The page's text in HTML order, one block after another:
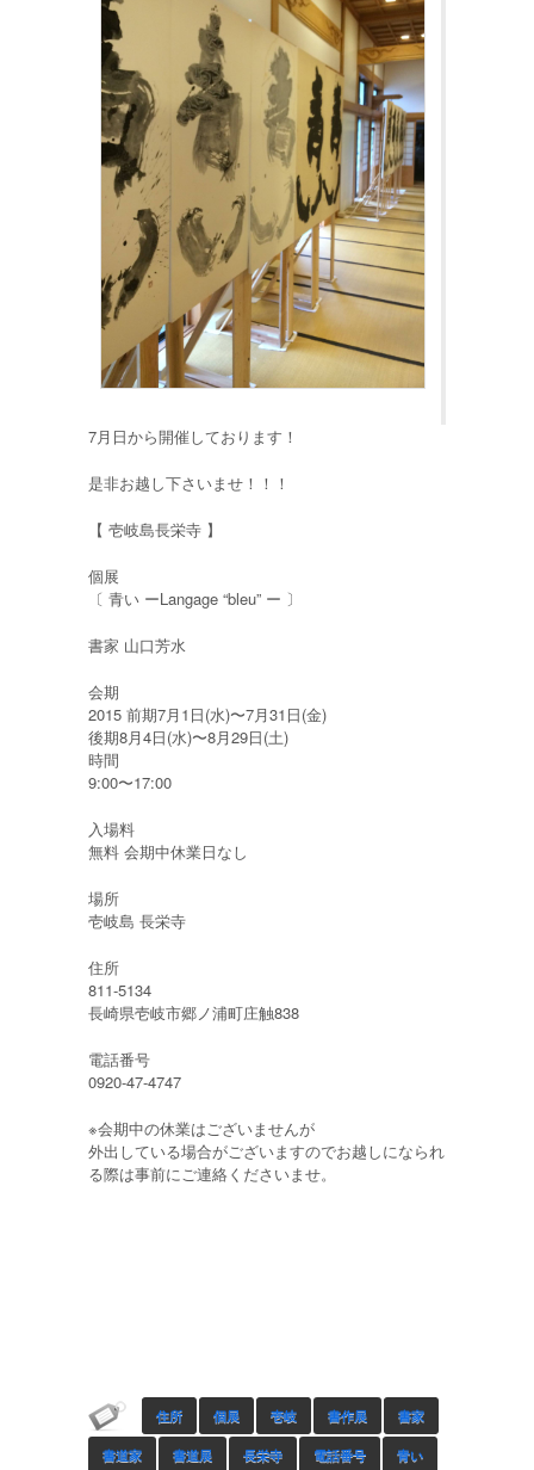
7月日から開催しております！
是非お越し下さいませ！！！
【 壱岐島長栄寺 】
個展
〔 青い ーLangage “bleu” ー 〕
書家 山口芳水
会期
2015 前期7月1日(水)〜7月31日(金)
後期8月4日(水)〜8月29日(土)
時間
9:00〜17:00
入場料
無料 会期中休業日なし
場所
壱岐島 長栄寺
住所
811-5134
長崎県壱岐市郷ノ浦町庄触838
電話番号
0920-47-4747
※会期中の休業はございませんが
外出している場合がございますのでお越しになられ
る際は事前にご連絡くださいませ。
住所 個展 壱岐 書作展 書家
書道家 書道展 長栄寺 電話番号 青い